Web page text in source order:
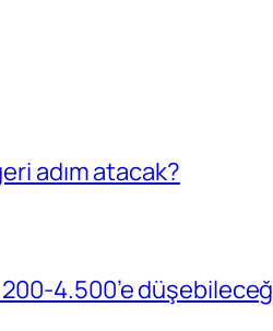
adım atacak?
4.500’e